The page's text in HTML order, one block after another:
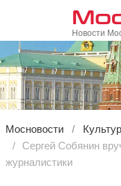
Новости
Мосновости
Сергей Собянин
журналистики